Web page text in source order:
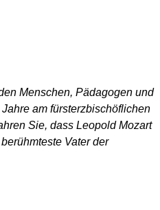
Menschen, Pädagogen und
am fürsterzbischöflichen
Sie, dass Leopold Mozart
Vater der